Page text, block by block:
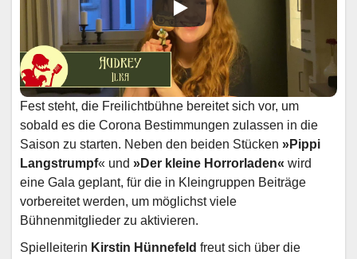
Fest steht, die Freilichtbühne bereitet sich vor, um
sobald es die Corona Bestimmungen zulassen in die
Saison zu starten. Neben den beiden Stücken »Pippi
Langstrumpf« und »Der kleine Horrorladen« wird
eine Gala geplant, für die in Kleingruppen Beiträge
vorbereitet werden, um möglichst viele
Bühnenmitglieder zu aktivieren.
Spielleiterin Kirstin Hünnefeld freut sich über die